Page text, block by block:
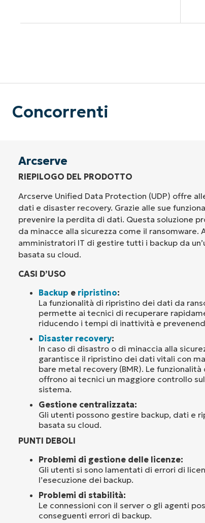
Concorrenti
Arcserve
RIEPILOGO DEL PRODOTTO
Arcserve Unified Data Protection (UDP) offre
dati e disaster recovery. Grazie alle sue
prevenire la perdita di dati. Questa soluzione
da minacce alla sicurezza come il ransomware.
amministratori IT di gestire tutti i backup da
basata su cloud.
CASI D’USO
Backup e ripristino:
La funzionalità di ripristino dei dati da
permette ai tecnici di recuperare
riducendo i tempi di inattività e
Disaster recovery:
In caso di disastro o di minaccia alla
garantisce il ripristino dei dati vitali con
bare metal recovery (BMR). Le
offrono ai tecnici un maggiore controllo
sistema.
Gestione centralizzata:
Gli utenti possono gestire backup, dati e
basata su cloud.
PUNTI DEBOLI
Problemi di gestione delle licenze:
Gli utenti si sono lamentati di errori di
l’esecuzione dei backup.
Problemi di stabilità:
Le connessioni con il server o gli agenti
conseguenti errori di backup.